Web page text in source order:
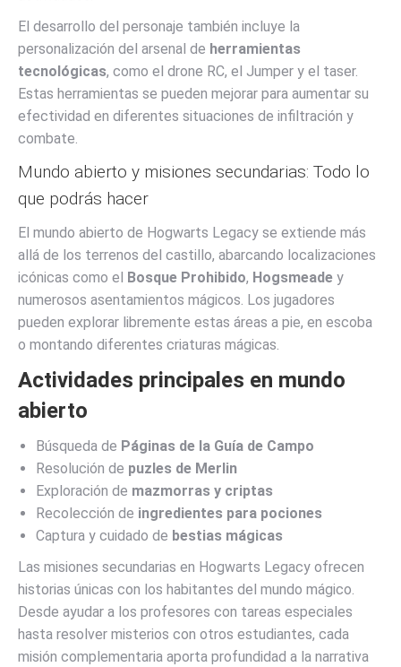
El desarrollo del personaje también incluye la
personalización del arsenal de herramientas
tecnológicas, como el drone RC, el Jumper y el taser.
Estas herramientas se pueden mejorar para aumentar su
efectividad en diferentes situaciones de infiltración y
combate.
Mundo abierto y misiones secundarias: Todo lo
que podrás hacer
El mundo abierto de Hogwarts Legacy se extiende más
allá de los terrenos del castillo, abarcando localizaciones
icónicas como el Bosque Prohibido, Hogsmeade y
numerosos asentamientos mágicos. Los jugadores
pueden explorar libremente estas áreas a pie, en escoba
o montando diferentes criaturas mágicas.
Actividades principales en mundo
abierto
Búsqueda de Páginas de la Guía de Campo
Resolución de puzles de Merlin
Exploración de mazmorras y criptas
Recolección de ingredientes para pociones
Captura y cuidado de bestias mágicas
Las misiones secundarias en Hogwarts Legacy ofrecen
historias únicas con los habitantes del mundo mágico.
Desde ayudar a los profesores con tareas especiales
hasta resolver misterios con otros estudiantes, cada
misión complementaria aporta profundidad a la narrativa